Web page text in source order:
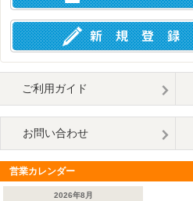
ご利用ガイド
お問い合わせ
営業カレンダー
2026年8月